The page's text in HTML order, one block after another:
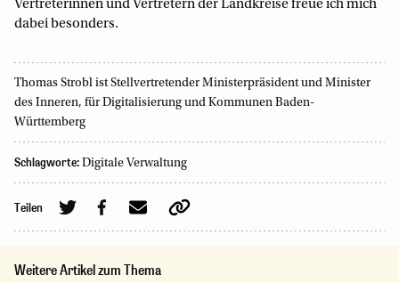
Vertreterinnen und Vertretern der Landkreise freue ich mich
dabei besonders.
Thomas Strobl ist Stellvertretender Ministerpräsident und Minister
des Inneren, für Digitalisierung und Kommunen Baden-
Württemberg
Schlagworte: Digitale Verwaltung
Teilen
Weitere Artikel zum Thema